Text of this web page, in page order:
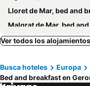
Lloret de Mar, bed and
Malgrat de Mar, bed and
Santa Cristina de Aro, bed and
Sant Antoni de Calonge, bed and
Pineda de Mar, bed and
Ver todos los
Busca hoteles Europa
Bed and breakfast en